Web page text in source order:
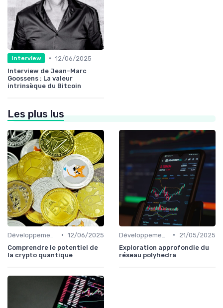
Interview • 12/06/2025
Interview de Jean-Marc
Goossens : La valeur
intrinsèque du Bitcoin
Les plus lus
• 12/06/2025
Comprendre le potentiel de
la crypto quantique
•
21/05/2025
Exploration approfondie du
réseau polyhedra